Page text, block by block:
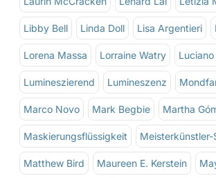
Libby Bell Linda Doll Lisa Argentieri
Lorena Massa Lorraine Watry Luciano
Lumineszierend Lumineszenz
Marco Novo Mark Begbie Martha
Maskierungsflüssigkeit Meisterkünstler-
Matthew Bird Maureen E. Kerstein